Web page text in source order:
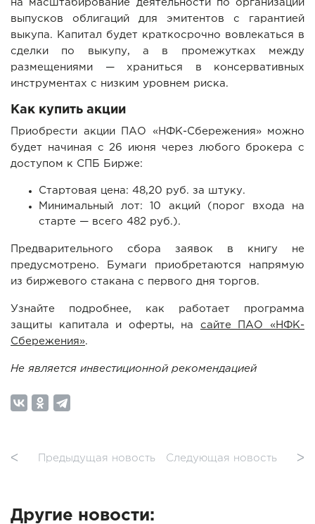
на масштабирование деятельности по организации
выпусков облигаций для эмитентов с гарантией
выкупа. Капитал будет краткосрочно вовлекаться в
сделки по выкупу, а в промежутках между
размещениями — храниться в консервативных
инструментах с низким уровнем риска.
Как купить акции
Приобрести акции ПАО «НФК-Сбережения» можно
будет начиная с 26 июня через любого брокера с
доступом к СПБ Бирже:
Стартовая цена: 48,20 руб. за штуку.
Минимальный лот: 10 акций (порог входа на
старте — всего 482 руб.).
Предварительного сбора заявок в книгу не
предусмотрено. Бумаги приобретаются напрямую
из биржевого стакана с первого дня торгов.
Узнайте подробнее, как работает программа
защиты капитала и оферты, на сайте ПАО «НФК-
Сбережения».
Не является инвестиционной рекомендацией
ᐸ Предыдущая новость Следующая новость ᐳ
Другие новости: